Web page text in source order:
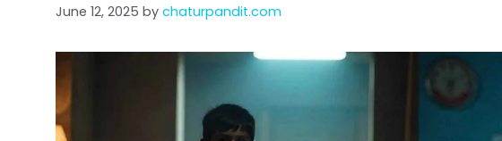
June 12, 2025 by chaturpandit.com